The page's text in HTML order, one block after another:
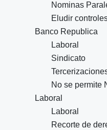
Nominas
Eludir
Banco Republica
Laboral
Sindicato
No se permite
Laboral
Laboral
Recorte de